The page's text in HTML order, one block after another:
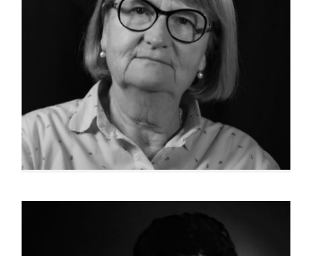
Marie-Christine Douet